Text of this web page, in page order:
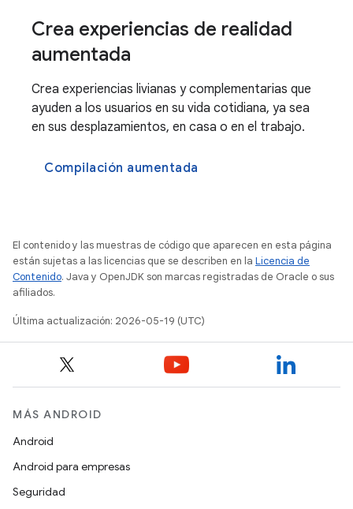
Crea experiencias de realidad
aumentada
Crea experiencias livianas y complementarias que
ayuden a los usuarios en su vida cotidiana, ya sea
en sus desplazamientos, en casa o en el trabajo.
Compilación aumentada
El contenido y las muestras de código que aparecen en esta página
están sujetas a las licencias que se describen en la Licencia de
Contenido. Java y OpenJDK son marcas registradas de Oracle o sus
afiliados.
Última actualización: 2026-05-19 (UTC)
MÁS ANDROID
Android
Android para empresas
Seguridad